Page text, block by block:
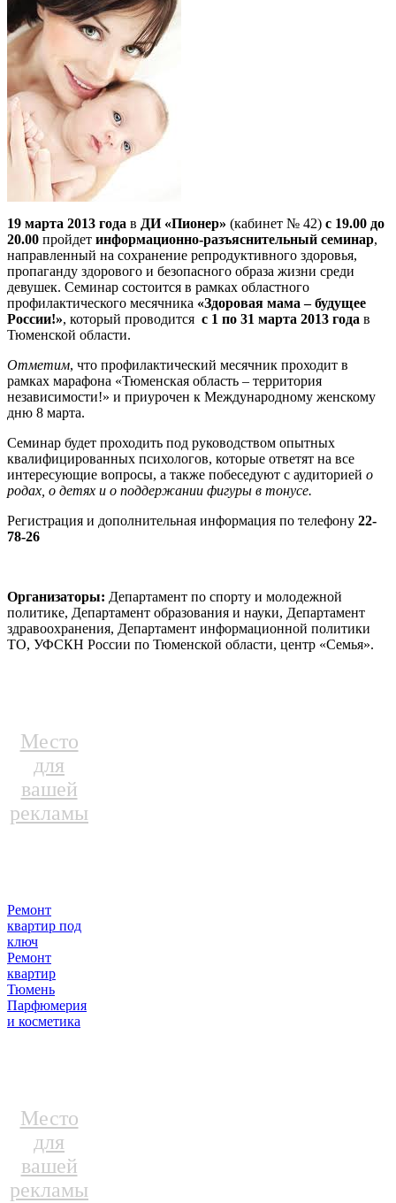
19 марта 2013 года в ДИ «Пионер» (кабинет № 42) с 19.00 до
20.00 пройдет информационно-разъяснительный семинар,
направленный на сохранение репродуктивного здоровья,
пропаганду здорового и безопасного образа жизни среди
девушек. Семинар состоится в рамках областного
профилактического месячника «Здоровая мама – будущее
России!», который проводится с 1 по 31 марта 2013 года в
Тюменской области.
Отметим, что профилактический месячник проходит в
рамках марафона «Тюменская область – территория
независимости!» и приурочен к Международному женскому
дню 8 марта.
Семинар будет проходить под руководством опытных
квалифицированных психологов, которые ответят на все
интересующие вопросы, а также побеседуют с аудиторией о
родах, о детях и о поддержании фигуры в тонусе.
Регистрация и дополнительная информация по телефону 22-
78-26
Организаторы: Департамент по спорту и молодежной
политике, Департамент образования и науки, Департамент
здравоохранения, Департамент информационной политики
ТО, УФСКН России по Тюменской области, центр «Семья».
Место
для
вашей
рекламы
Ремонт
квартир под
ключ
Ремонт
квартир
Тюмень
Парфюмерия
и косметика
Место
для
вашей
рекламы